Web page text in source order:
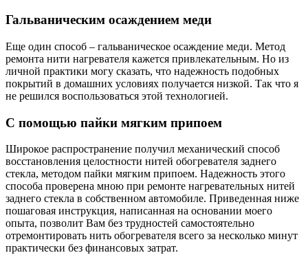
Гальваническим осаждением меди
Еще один способ – гальваническое осаждение меди. Метод
ремонта нити нагревателя кажется привлекательным. Но из
личной практики могу сказать, что надежность подобных
покрытий в домашних условиях получается низкой. Так что я
не решился воспользоваться этой технологией.
С помощью пайки мягким припоем
Широкое распространение получил механический способ
восстановления целостности нитей обогревателя заднего
стекла, методом пайки мягким припоем. Надежность этого
способа проверена мною при ремонте нагревательных нитей
заднего стекла в собственном автомобиле. Приведенная ниже
пошаговая инструкция, написанная на основании моего
опыта, позволит Вам без трудностей самостоятельно
отремонтировать нить обогревателя всего за несколько минут
практически без финансовых затрат.